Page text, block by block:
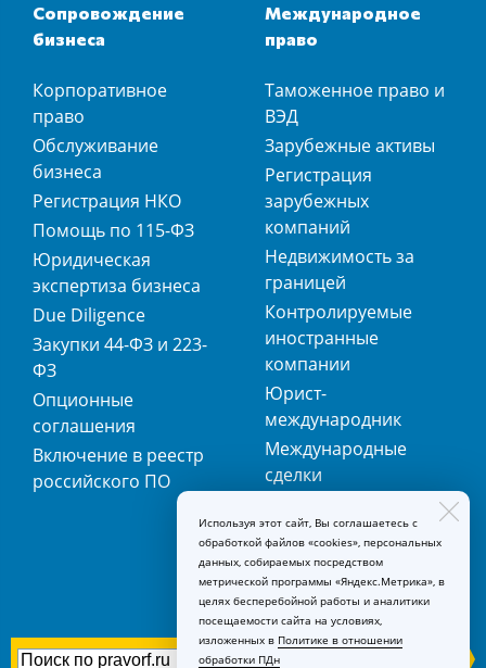
Сопровождение
бизнеса
Корпоративное
право
Обслуживание
бизнеса
Регистрация НКО
Помощь по 115-ФЗ
Юридическая
экспертиза бизнеса
Due Diligence
Закупки 44-ФЗ и 223-
ФЗ
Опционные
соглашения
Включение в реестр
российского ПО
Международное
право
Таможенное право и
ВЭД
Зарубежные активы
Регистрация
зарубежных
компаний
Недвижимость за
границей
Контролируемые
иностранные
компании
Юрист-
международник
Международные
сделки
регистрация
товарных знаков
Используя этот сайт, Вы соглашаетесь с
обработкой файлов «cookies», персональных
данных, собираемых посредством
метрической программы «Яндекс.Метрика», в
целях бесперебойной работы и аналитики
посещаемости сайта на условиях,
изложенных в Политике в отношении
обработки ПДн